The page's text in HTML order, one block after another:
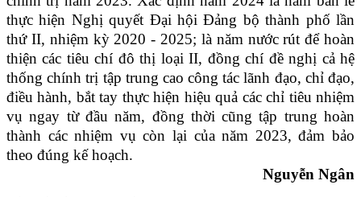
thực hiện Nghị quyết Đại hội Đảng bộ thành phố lần
thứ II, nhiệm kỳ 2020 - 2025; là năm nước rút để hoàn
thiện các tiêu chí đô thị loại II, đồng chí đề nghị cả hệ
thống chính trị tập trung cao công tác lãnh đạo, chỉ đạo,
điều hành, bắt tay thực hiện hiệu quả các chỉ tiêu nhiệm
vụ ngay từ đầu năm, đồng thời cũng tập trung hoàn
thành các nhiệm vụ còn lại của năm 2023, đảm bảo
theo đúng kế hoạch.
Nguyễn Ngân